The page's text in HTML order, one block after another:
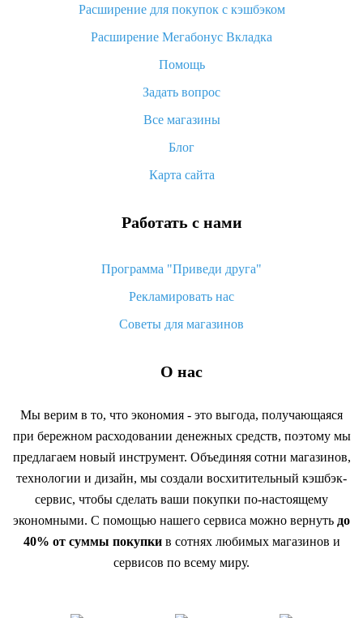
«AliExpress Standard Shipping»: что это за метод доставки и
как его отслеживать
Как покупать оптом на Алиэкспресс
Что делать, если не пришел товар с Алиэкспресс
возврата денег
Расширение для покупок с кэшбэком
Расширение Мегабонус Вкладка
Помощь
Задать вопрос
Все магазины
Блог
Карта сайта
Работать с нами
Программа "Приведи друга"
Рекламировать нас
Советы для магазинов
О нас
Мы верим в то, что экономия - это выгода, получающаяся
при бережном расходовании денежных средств, поэтому мы
предлагаем новый инструмент. Объединяя сотни магазинов,
технологии и дизайн, мы создали восхитительный кэшбэк-
сервис, чтобы сделать ваши покупки по-настоящему
экономными. С помощью нашего сервиса можно вернуть до
40% от суммы покупкив сотнях любимых магазинов и
сервисов по всему миру.